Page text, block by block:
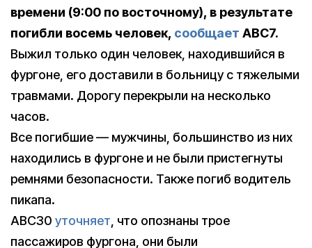
времени (9:00 по восточному), в результате
погибли восемь человек, сообщает ABC7.
Выжил только один человек, находившийся в
фургоне, его доставили в больницу с тяжелыми
травмами. Дорогу перекрыли на несколько
часов.
Все погибшие — мужчины, большинство из них
находились в фургоне и не были пристегнуты
ремнями безопасности. Также погиб водитель
пикапа.
ABC30 уточняет, что опознаны трое
пассажиров фургона, они были